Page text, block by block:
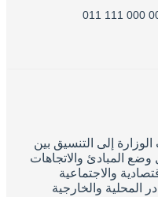
إلى التنسيق بين
وضع المبادئ والاتجاهات
والاجتماعية
المحلية والخارجية